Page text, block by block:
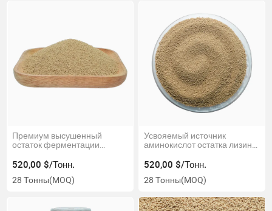
Премиум высушенный
остаток ферментации
аквакультуре
520,00 $/Тонн.
28 Тонны(MOQ)
Усвояемый источник
аминокислот остатка лизина
520,00 $/Тонн.
28 Тонны(MOQ)